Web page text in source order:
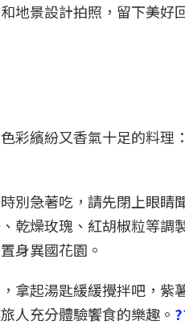
地景設計拍照，留下美好
彩繽紛又香氣十足的料理
別急著吃，請先閉上眼睛
乾燥玫瑰、紅胡椒粒等調
身異國花園。
拿起湯匙緩緩攪拌吧，紫
人充分體驗饗食的樂趣。